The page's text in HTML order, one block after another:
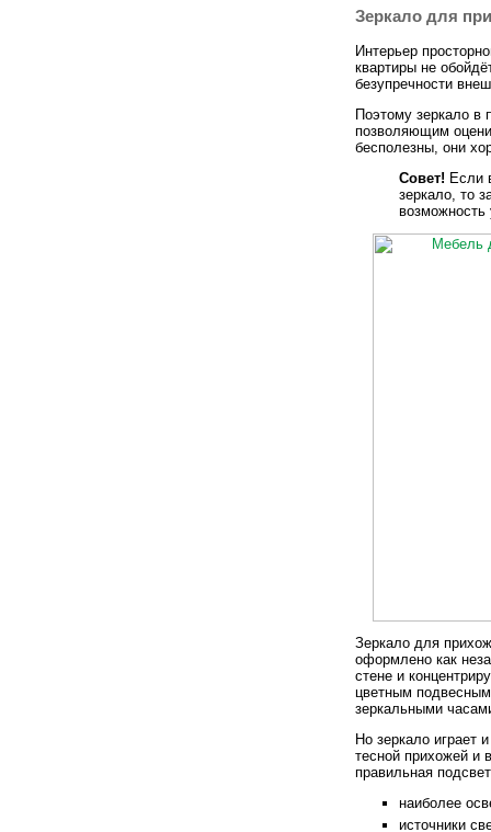
Зеркало для
Интерьер
квартиры не
безупречности
Поэтому зеркало в
позволяющим
бесполезны, они
Совет! Если
зеркало, то
Зеркало для
оформлено как
стене и
цветным
зеркальными
Но зеркало играет
тесной прихожей и
правильная
наиболее
источники